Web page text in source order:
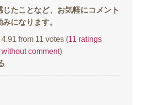
4.91 from 11 votes (11 ratings
without comment)